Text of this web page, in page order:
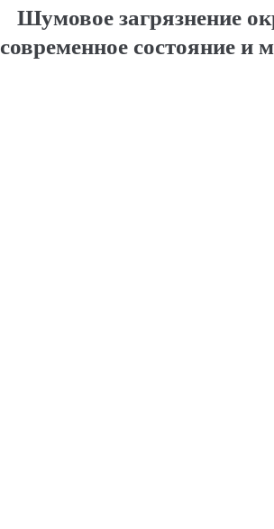
Шумовое загрязнение
современное состояние и